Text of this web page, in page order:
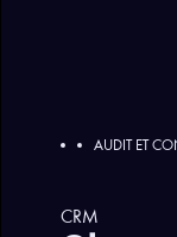
AUDIT ET
CRM